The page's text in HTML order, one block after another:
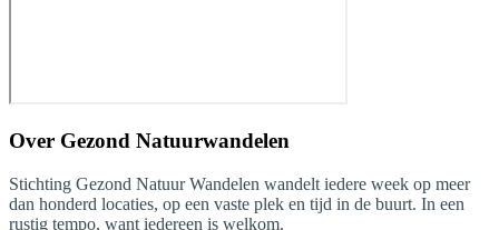
Over Gezond Natuurwandelen
Stichting Gezond Natuur Wandelen wandelt iedere week op meer
dan honderd locaties, op een vaste plek en tijd in de buurt. In een
rustig tempo, want iedereen is welkom.